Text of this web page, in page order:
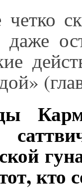
даже
кто